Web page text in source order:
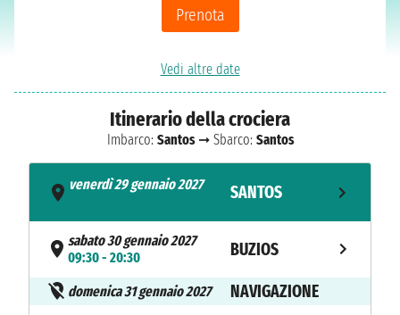
Prenota
Vedi altre date
Itinerario della crociera
Imbarco: Santos➞ Sbarco: Santos
venerdì 29 gennaio 2027
SANTOS
sabato 30 gennaio 2027
09:30 - 20:30
BUZIOS
domenica 31 gennaio 2027 NAVIGAZIONE